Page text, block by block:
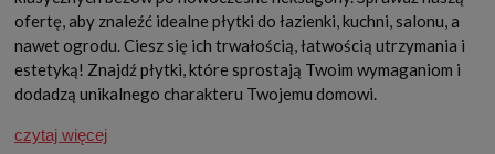
ofertę, aby znaleźć idealne płytki do łazienki, kuchni, salonu, a
nawet ogrodu. Ciesz się ich trwałością, łatwością utrzymania i
estetyką! Znajdź płytki, które sprostają Twoim wymaganiom i
dodadzą unikalnego charakteru Twojemu domowi.
czytaj więcej